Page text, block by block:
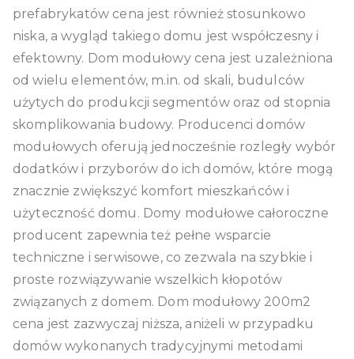
prefabrykatów cena jest również stosunkowo
niska, a wygląd takiego domu jest współczesny i
efektowny. Dom modułowy cena jest uzależniona
od wielu elementów, m.in. od skali, budulców
użytych do produkcji segmentów oraz od stopnia
skomplikowania budowy. Producenci domów
modułowych oferują jednocześnie rozległy wybór
dodatków i przyborów do ich domów, które mogą
znacznie zwiększyć komfort mieszkańców i
użyteczność domu. Domy modułowe całoroczne
producent zapewnia też pełne wsparcie
techniczne i serwisowe, co zezwala na szybkie i
proste rozwiązywanie wszelkich kłopotów
związanych z domem. Dom modułowy 200m2
cena jest zazwyczaj niższa, aniżeli w przypadku
domów wykonanych tradycyjnymi metodami